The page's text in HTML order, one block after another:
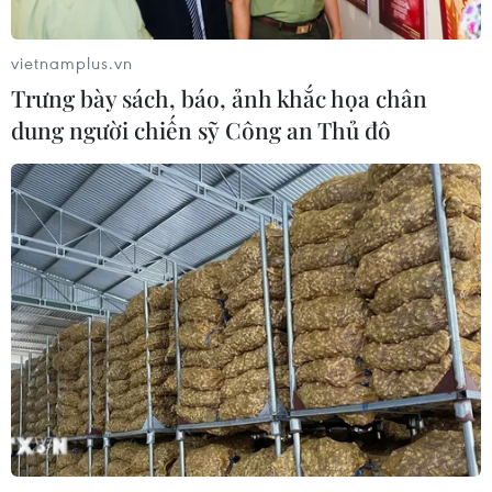
hồ Đồng Đò
65 năm thảm họa da cam: Tiếp nối
công lý, sẻ chia nỗi đau
08/08/2026 03:28
Vĩnh Long: Còn thông tin là còn tìm
kiếm, không bỏ sót hài cốt liệt sỹ
08/08/2026 03:23
Kết luận số 75-KL/TW: Cà Mau chủ
động thích ứng với biến đổi khí hậu
vietnamplus.vn
Trưng bày sách, báo, ảnh khắc họa chân
dung người chiến sỹ Công an Thủ đô